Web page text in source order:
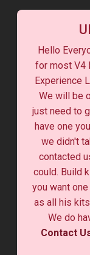
Hello
for most V4
Experience
We will be
just need to
have one
we didn't
contacted
could. Build
you want
as all his
We do
Contact